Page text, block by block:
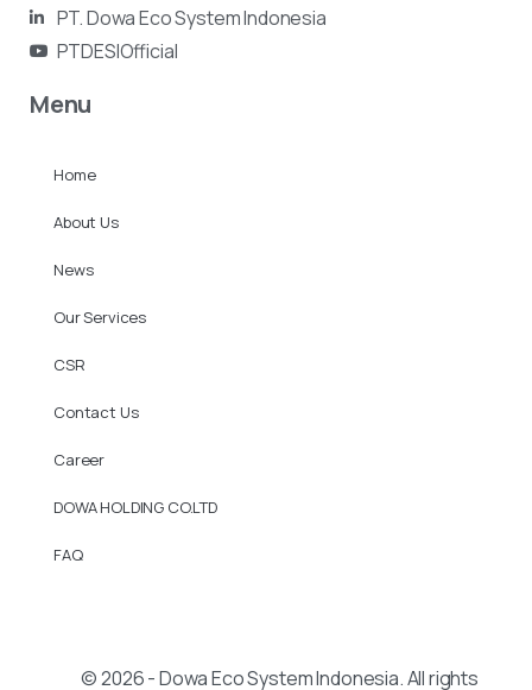
PT. Dowa Eco System Indonesia
PTDESIOfficial
Menu
Home
About Us
News
Our Services
CSR
Contact Us
Career
DOWA HOLDING CO.LTD
FAQ
© 2026 - Dowa Eco System Indonesia. All rights